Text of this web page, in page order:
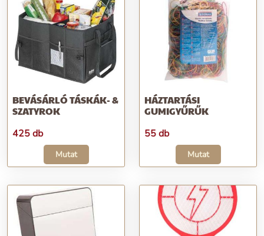
BEVÁSÁRLÓ TÁSKÁK- &
SZATYROK
425 db
Mutat
HÁZTARTÁSI
GUMIGYŰRŰK
55 db
Mutat